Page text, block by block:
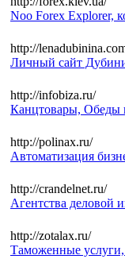
Noo Forex Explorer,
http://
Личный сайт
http://infobiza.ru/
Канцтовары, Обеды
http://polinax.ru/
Автоматизация
http://crandelnet.ru/
Агентства деловой
http://zotalax.ru/
Таможенные услуги,